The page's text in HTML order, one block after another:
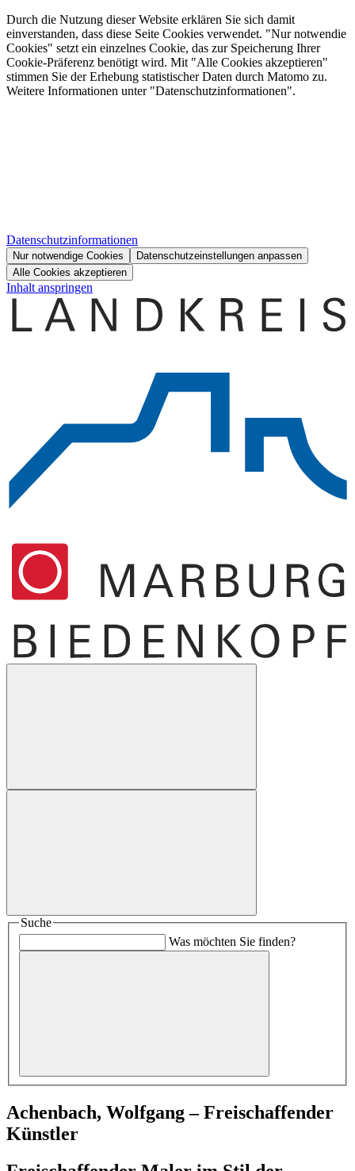
Durch die Nutzung dieser Website erklären Sie sich damit
einverstanden, dass diese Seite Cookies verwendet. "Nur notwendie
Cookies" setzt ein einzelnes Cookie, das zur Speicherung Ihrer
Cookie-Präferenz benötigt wird. Mit "Alle Cookies akzeptieren"
stimmen Sie der Erhebung statistischer Daten durch Matomo zu.
Weitere Informationen unter "Datenschutzinformationen".
Datenschutzinformationen
Nur notwendige Cookies
Datenschutzeinstellungen anpassen
Alle Cookies akzeptieren
Inhalt anspringen
Suche
Was möchten Sie finden?
Achenbach, Wolfgang – Freischaffender
Künstler